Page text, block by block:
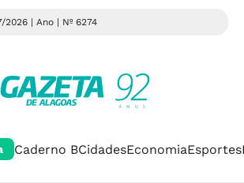
2026 | Ano | Nº 6274
Caderno BCidadesEconomiaEsportes